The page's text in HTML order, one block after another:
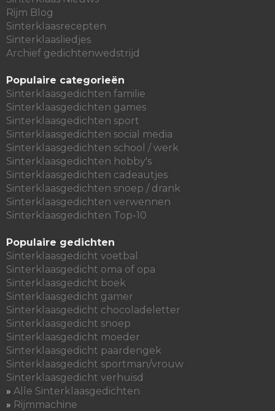
Rijm Blog
Sinterklaasrecepten
Sinterklaasliedjes
Archief gedichtenwedstrijd
Populaire categorieën
Sinterklaasgedichten familie
Sinterklaasgedichten games
Sinterklaasgedichten sport
Sinterklaasgedichten social media
Sinterklaasgedichten school / werk
Sinterklaasgedichten hobby's
Sinterklaasgedichten cadeautjes
Sinterklaasgedichten snoep / drank
Sinterklaasgedichten verwennen
Sinterklaasgedichten Top-10
Populaire gedichten
Sinterklaasgedicht voetbal
Sinterklaasgedicht oma of opa
Sinterklaasgedicht boek
Sinterklaasgedicht gamer
Sinterklaasgedicht chocoladeletter
Sinterklaasgedicht snoep
Sinterklaasgedicht moeder
Sinterklaasgedicht paardengek
Sinterklaasgedicht sportman/vrouw
Sinterklaasgedicht verhuisd
» Alle Sinterklaasgedichten
» Rijmmachine